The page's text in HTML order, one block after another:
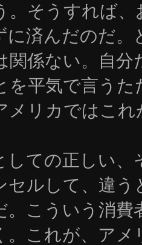
。そうすれば
に済んだのだ
関係ない。自
を平気で言う
メリカではこれ
しての正しい、
セルして、違
。こういう消費
。これが、ア